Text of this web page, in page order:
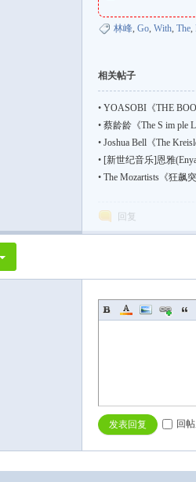
林峰, Go, With, The,
相关帖子
• YOASOBI《THE
• 蔡龄龄《The S im ple
• Joshua Bell《The
• [新世纪音乐]恩雅
• The Mozartists《狂飙
回复
发表回复 回